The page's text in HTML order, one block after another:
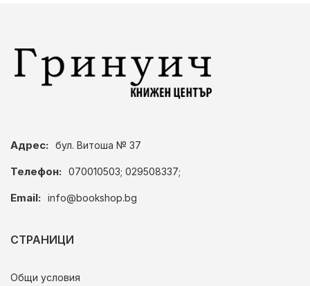
Адрес: бул. Витоша № 37
Телефон: 070010503; 029508337;
Email: info@bookshop.bg
СТРАНИЦИ
Общи условия